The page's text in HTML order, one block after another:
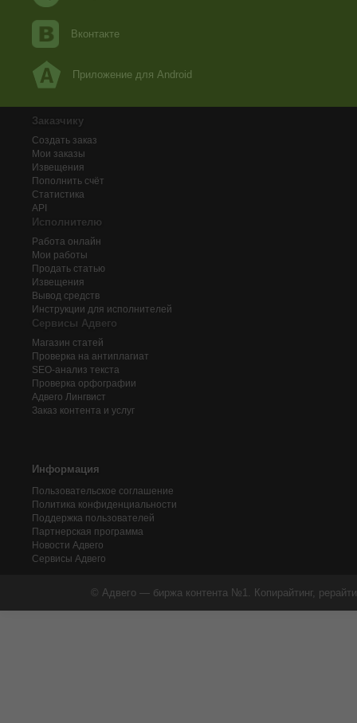
Вконтакте
Приложение для Android
Заказчику
Создать заказ
Мои заказы
Извещения
Пополнить счёт
Статистика
API
Исполнителю
Работа онлайн
Мои работы
Продать статью
Извещения
Вывод средств
Инструкции для исполнителей
Сервисы Адвего
Магазин статей
Проверка на антиплагиат
SEO-анализ текста
Проверка орфографии
Адвего Лингвист
Заказ контента и услуг
Информация
Пользовательское соглашение
Политика конфиденциальности
Поддержка пользователей
Партнерская программа
Новости Адвего
Сервисы Адвего
© Адвего — биржа контента №1. Копирайтинг,